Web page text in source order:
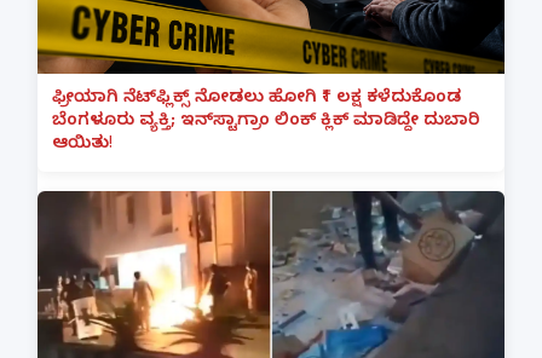
ಫ್ರೀಯಾಗಿ ನೆಟ್‌ಫ್ಲಿಕ್ಸ್ ನೋಡಲು ಹೋಗಿ ₹1 ಲಕ್ಷ ಕಳೆದುಕೊಂಡ
ಬೆಂಗಳೂರು ವ್ಯಕ್ತಿ; ಇನ್‌ಸ್ಟಾಗ್ರಾಂ ಲಿಂಕ್ ಕ್ಲಿಕ್ ಮಾಡಿದ್ದೇ ದುಬಾರಿ
ಆಯಿತು!